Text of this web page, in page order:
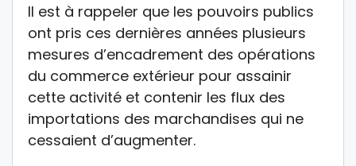
Il est à rappeler que les pouvoirs publics
ont pris ces dernières années plusieurs
mesures d’encadrement des opérations
du commerce extérieur pour assainir
cette activité et contenir les flux des
importations des marchandises qui ne
cessaient d’augmenter.